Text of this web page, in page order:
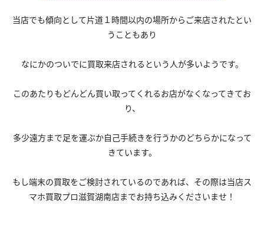
当店でも傾向として片道１時間以内の場所からご来店されたとい
うこともあり
なにかのついでに買取来店されるという人が多いようです。
このあたりもどんどん買い取ってくれるお店がなくなってきてお
り、
多少遠方まで足を運ぶか自己手続きを行うかのどちらかになって
きています。
もし端末の買取をご検討されているのであれば、その際は当店ス
マホ買取プロ滋賀湖南店までお持ち込みくださいませ！